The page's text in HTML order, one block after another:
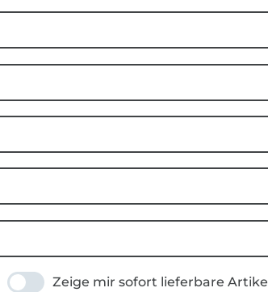
Zeige mir sofort lieferbare Artikel